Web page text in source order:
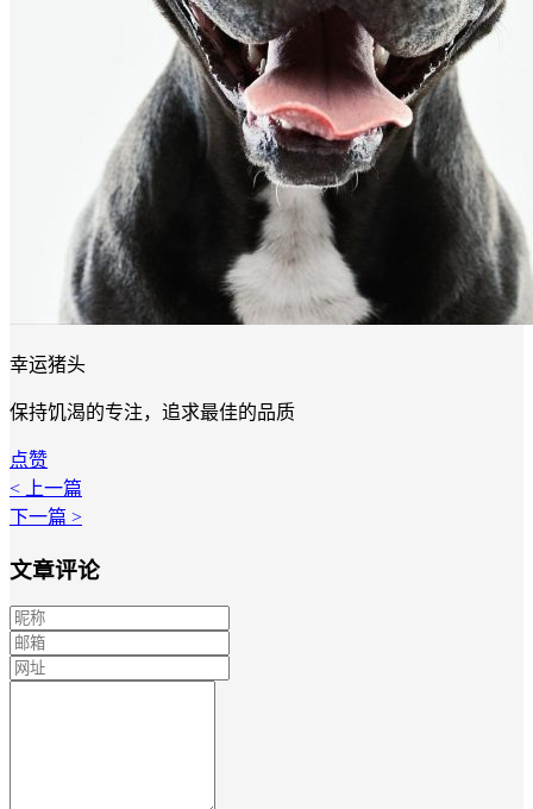
幸运猪头
保持饥渴的专注，追求最佳的品质
点赞
< 上一篇
下一篇 >
文章评论